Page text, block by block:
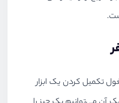
تکمیل کردن یک ابزار